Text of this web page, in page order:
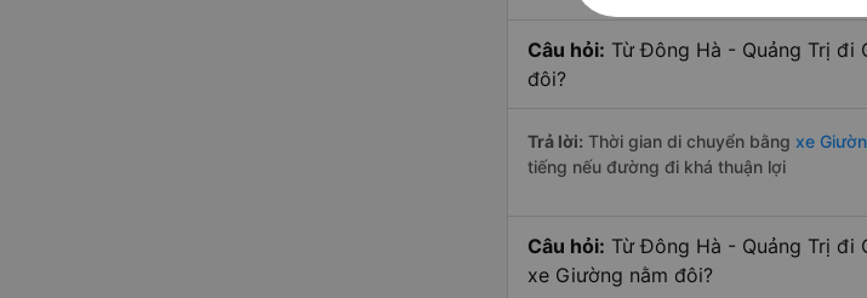
Câu hỏi: Từ Đông Hà - Quảng Trị đi
đôi?
Trả lời: Thời gian di chuyển bằng xe
tiếng nếu đường đi khá thuận lợi
Câu hỏi: Từ Đông Hà - Quảng Trị đi
xe Giường nằm đôi?